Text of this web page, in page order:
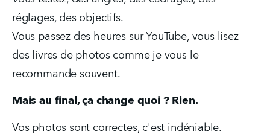
réglages, des objectifs.
Vous passez des heures sur YouTube, vous lisez
des livres de photos comme je vous le
recommande souvent.
Mais au final, ça change quoi ? Rien.
Vos photos sont correctes, c'est indéniable.